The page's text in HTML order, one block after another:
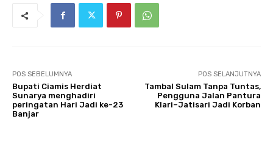
POS SEBELUMNYA
Bupati Ciamis Herdiat
Sunarya menghadiri
peringatan Hari Jadi ke-23
Banjar
POS SELANJUTNYA
Tambal Sulam Tanpa Tuntas,
Pengguna Jalan Pantura
Klari–Jatisari Jadi Korban